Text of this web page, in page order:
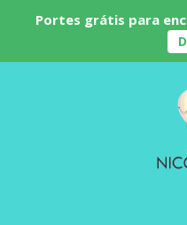
Portes grátis para